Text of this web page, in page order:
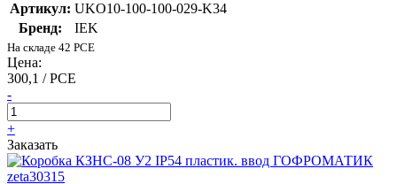
Артикул: UKO10-100-100-029-K34
Бренд:
IEK
На складе 42 PCE
Цена:
300,1 / PCE
-
+
Заказать